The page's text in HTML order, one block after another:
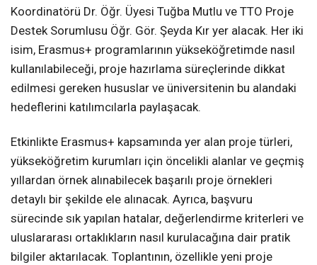
Koordinatörü Dr. Öğr. Üyesi Tuğba Mutlu ve TTO Proje
Destek Sorumlusu Öğr. Gör. Şeyda Kır yer alacak. Her iki
isim, Erasmus+ programlarının yükseköğretimde nasıl
kullanılabileceği, proje hazırlama süreçlerinde dikkat
edilmesi gereken hususlar ve üniversitenin bu alandaki
hedeflerini katılımcılarla paylaşacak.
Etkinlikte Erasmus+ kapsamında yer alan proje türleri,
yükseköğretim kurumları için öncelikli alanlar ve geçmiş
yıllardan örnek alınabilecek başarılı proje örnekleri
detaylı bir şekilde ele alınacak. Ayrıca, başvuru
sürecinde sık yapılan hatalar, değerlendirme kriterleri ve
uluslararası ortaklıkların nasıl kurulacağına dair pratik
bilgiler aktarılacak. Toplantının, özellikle yeni proje